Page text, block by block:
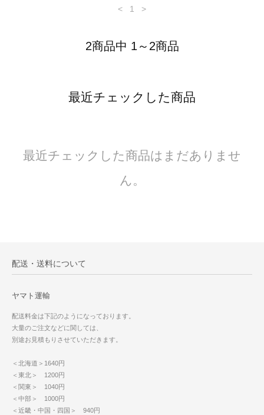
< 1 >
2商品中 1～2商品
最近チェックした商品
最近チェックした商品はまだありませ
ん。
配送・送料について
ヤマト運輸
配送料金は下記のようになっております。
大量のご注文などに関しては、
別途お見積もりさせていただきます。
＜北海道＞1640円
＜東北＞ 1200円
＜関東＞ 1040円
＜中部＞ 1000円
＜近畿・中国・四国＞ 940円